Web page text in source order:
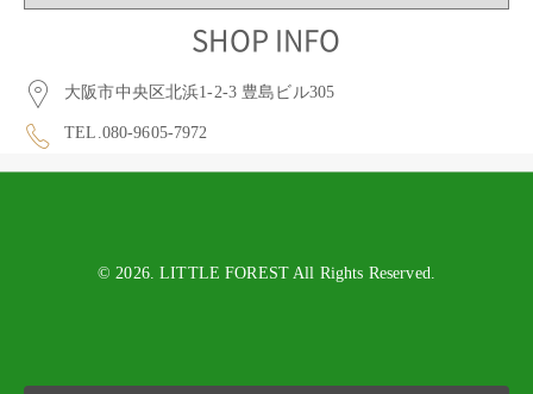
CATEGORY
SHOP INFO
大阪市中央区北浜1-2-3 豊島ビル305
TEL.080-9605-7972
© 2026. LITTLE FOREST All Rights Reserved.